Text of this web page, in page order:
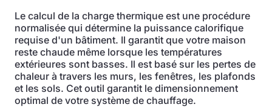
Le calcul de la charge thermique est une procédure
normalisée qui détermine la puissance calorifique
requise d'un bâtiment. Il garantit que votre maison
reste chaude même lorsque les températures
extérieures sont basses. Il est basé sur les pertes de
chaleur à travers les murs, les fenêtres, les plafonds
et les sols. Cet outil garantit le dimensionnement
optimal de votre système de chauffage.